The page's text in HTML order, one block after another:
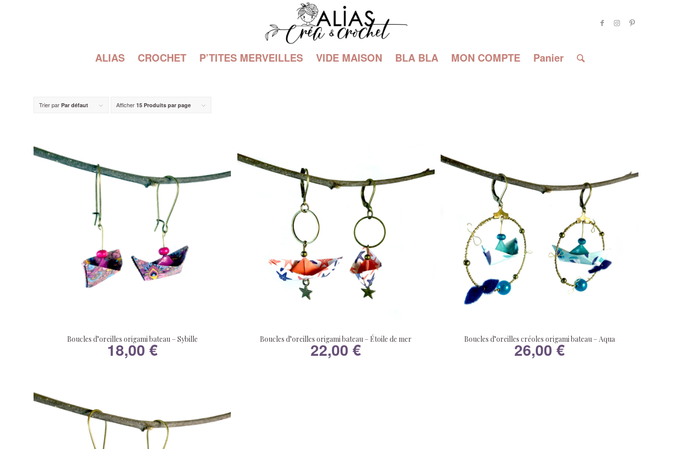
ALIAS CROCHET P’TITES MERVEILLES VIDE MAISON BLA BLA MON COMPTE Panier
Trier par Par défaut Afficher 15 Produits par page
Boucles d’oreilles origami bateau – Sybille
18,00 € Boucles d’oreilles origami bateau – Étoile de mer
22,00€ Boucles d’oreilles créoles origami bateau – Aqua
26,00€